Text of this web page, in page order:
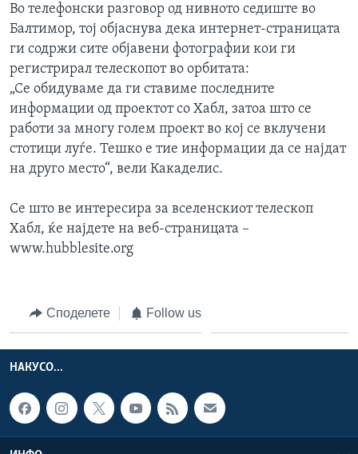
Во телефонски разговор од нивното седиште во
Балтимор, тој објаснува дека интернет-страницата
ги содржи сите објавени фотографии кои ги
регистрирал телескопот во орбитата:
„Се обидуваме да ги ставиме последните
информации од проектот со Хабл, затоа што се
работи за многу голем проект во кој се вклучени
стотици луѓе. Тешко е тие информации да се најдат
на друго место“, вели Какаделис.
Се што ве интересира за вселенскиот телескоп
Хабл, ќе најдете на веб-страницата –
www.hubblesite.org
Споделете Follow us
НАКУСО...